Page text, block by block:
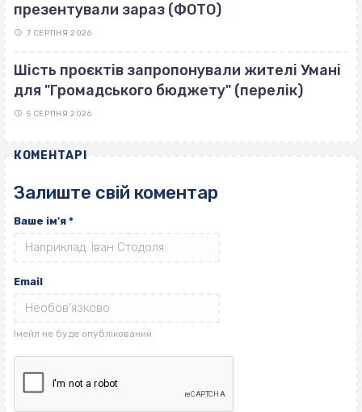
презентували зараз (ФОТО)
7 СЕРПНЯ 2026
Шість проєктів запропонували жителі Умані
для "Громадського бюджету" (перелік)
5 СЕРПНЯ 2026
КОМЕНТАРІ
Залиште свій коментар
Ваше ім'я *
Email